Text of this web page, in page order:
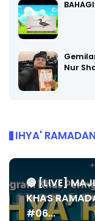
Nur
IHYA' RAMADAN
🔴 [LIVE]
KHAS
#06...